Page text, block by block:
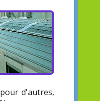
d'autres,